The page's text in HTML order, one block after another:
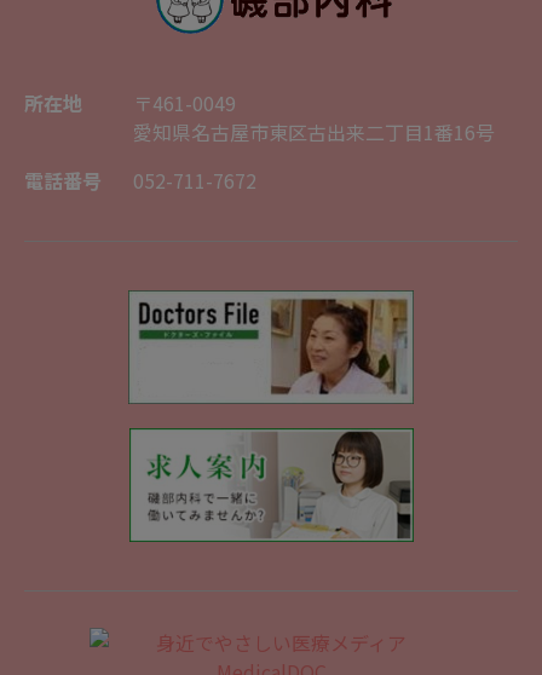
所在地
〒461-0049
愛知県名古屋市東区古出来二丁目1番16号
電話番号
052-711-7672